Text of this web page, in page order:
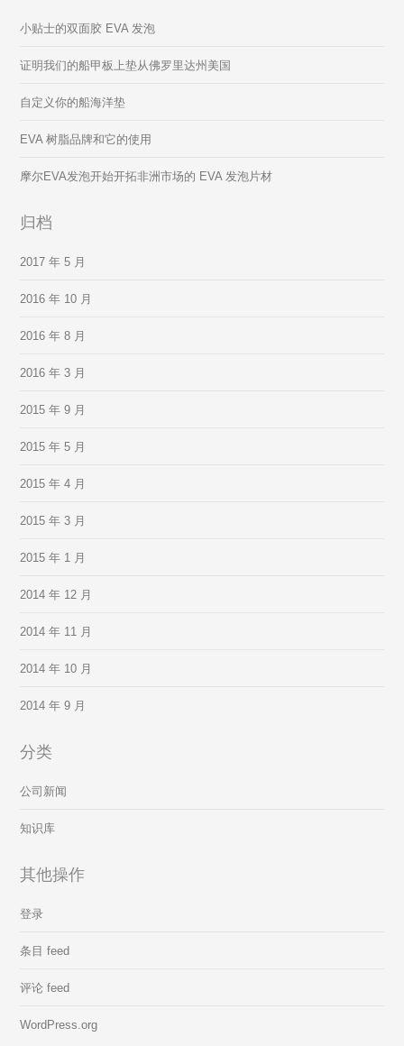
小贴士的双面胶 EVA 发泡
证明我们的船甲板上垫从佛罗里达州美国
自定义你的船海洋垫
EVA 树脂品牌和它的使用
摩尔EVA发泡开始开拓非洲市场的 EVA 发泡片材
归档
2017 年 5 月
2016 年 10 月
2016 年 8 月
2016 年 3 月
2015 年 9 月
2015 年 5 月
2015 年 4 月
2015 年 3 月
2015 年 1 月
2014 年 12 月
2014 年 11 月
2014 年 10 月
2014 年 9 月
分类
公司新闻
知识库
其他操作
登录
条目 feed
评论 feed
WordPress.org